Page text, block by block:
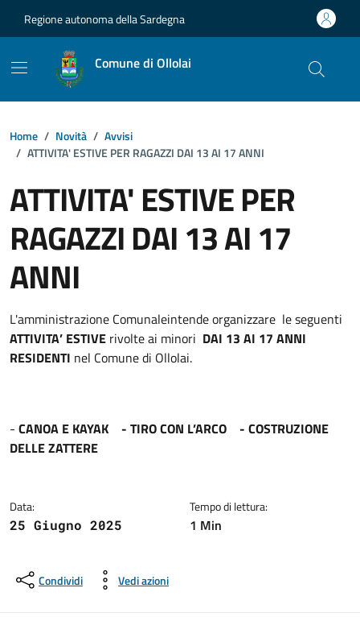
Regione autonoma della Sardegna
Comune di Ollolai
Home Novità
Avvisi
ATTIVITA' ESTIVE PER RAGAZZI DAI 13 AI 17 ANNI
ATTIVITA' ESTIVE PER
RAGAZZI DAI 13 AI 17
ANNI
Dettagli della notizia
L'amministrazione Comunaleintende organizzare le seguenti
ATTIVITA’ ESTIVE rivolte ai minori DAI 13 AI 17 ANNI
RESIDENTI nel Comune di Ollolai.
- CANOA E KAYAK - TIRO CON L’ARCO - COSTRUZIONE
DELLE ZATTERE
Data:
25 Giugno 2025
Tempo di lettura:
1 Min
Condividi Vedi azioni